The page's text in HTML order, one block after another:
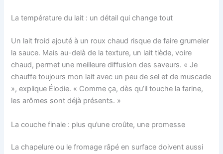
La température du lait : un détail qui change tout
Un lait froid ajouté à un roux chaud risque de faire grumeler
la sauce. Mais au-delà de la texture, un lait tiède, voire
chaud, permet une meilleure diffusion des saveurs. « Je
chauffe toujours mon lait avec un peu de sel et de muscade
», explique Élodie. « Comme ça, dès qu’il touche la farine,
les arômes sont déjà présents. »
La couche finale : plus qu’une croûte, une promesse
La chapelure ou le fromage râpé en surface doivent aussi